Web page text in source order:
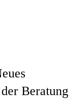
Beratung